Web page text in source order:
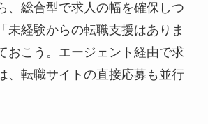
、総合型で求人の幅を確保しつ
未経験からの転職支援はありま
おこう。エージェント経由で求
、転職サイトの直接応募も並行